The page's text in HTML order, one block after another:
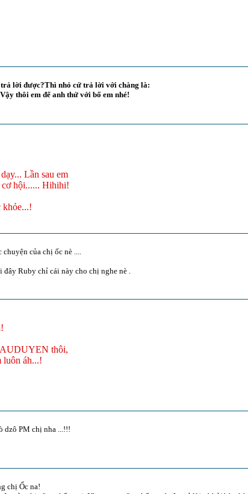
trả lời được?Thì nhỏ cứ trả lời với chàng là:
thôi em để anh thử với bố em nhé!
Lần sau em
cơ hội...... Hihihi!
khỏe...!
của chị ốc nè ....
đây Ruby chỉ cái này cho chị nghe nè .
thôi,
luôn áh...!
dzô PM chị nha ...!!!
chị Ốc na!